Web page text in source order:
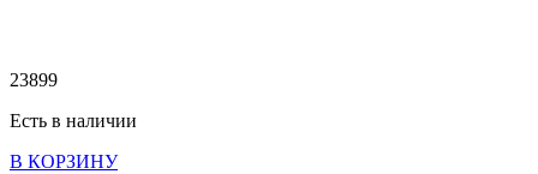
23899
Есть в наличии
В КОРЗИНУ